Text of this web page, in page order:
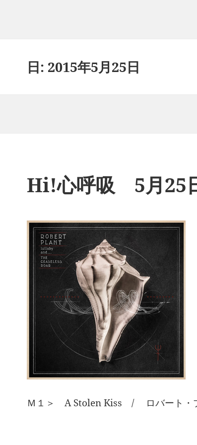
日: 2015年5月25日
Hi!心呼吸 5月25
Ｍ１＞ A Stolen Kiss / ロバート・